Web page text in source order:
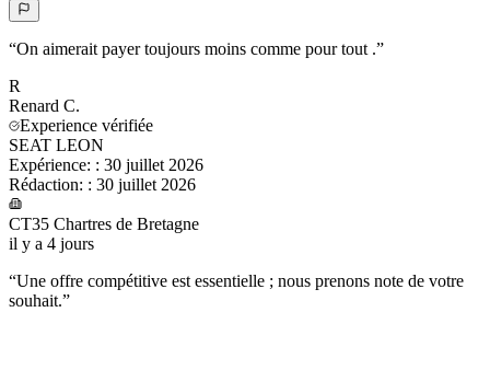
“On aimerait payer toujours moins comme pour tout .”
R
Renard C.
Experience vérifiée
SEAT LEON
Expérience: : 30 juillet 2026
Rédaction: : 30 juillet 2026
CT35 Chartres de Bretagne
il y a 4 jours
“Une offre compétitive est essentielle ; nous prenons note de votre
souhait.”